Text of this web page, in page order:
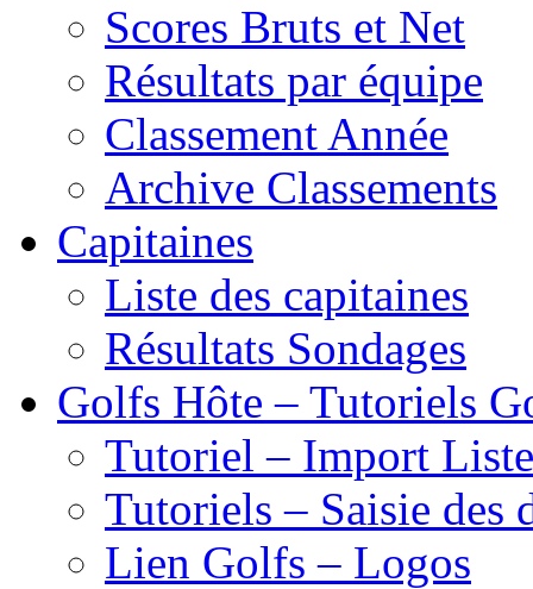
Scores Bruts et Net
Résultats par équipe
Classement Année
Archive Classements
Capitaines
Liste des capitaines
Résultats Sondages
Golfs Hôte – Tutoriels
Tutoriel – Import
Tutoriels – Saisie des
Lien Golfs – Logos